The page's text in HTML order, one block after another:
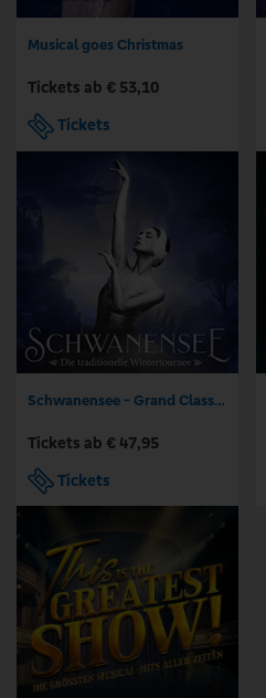
Musical goes Christmas
Tickets ab € 53,10
Tickets
Schwanensee - Grand Classic Ballet - Die traditionelle Wintertournee
Tickets ab € 47,95
Tickets